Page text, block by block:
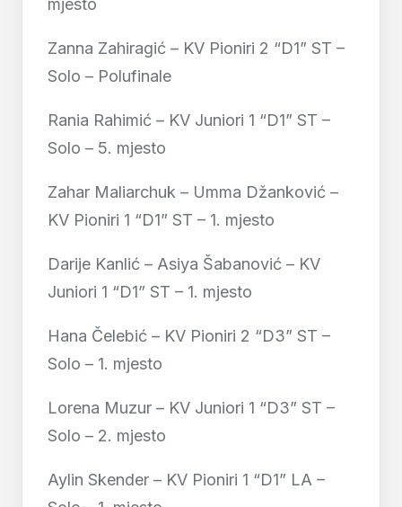
mjesto
Zanna Zahiragić – KV Pioniri 2 “D1” ST –
Solo – Polufinale
Rania Rahimić – KV Juniori 1 “D1” ST –
Solo – 5. mjesto
Zahar Maliarchuk – Umma Džanković –
KV Pioniri 1 “D1” ST – 1. mjesto
Darije Kanlić – Asiya Šabanović – KV
Juniori 1 “D1” ST – 1. mjesto
Hana Čelebić – KV Pioniri 2 “D3” ST –
Solo – 1. mjesto
Lorena Muzur – KV Juniori 1 “D3” ST –
Solo – 2. mjesto
Aylin Skender – KV Pioniri 1 “D1” LA –